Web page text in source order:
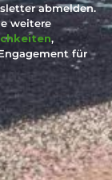
abmelden.
weitere
,
für